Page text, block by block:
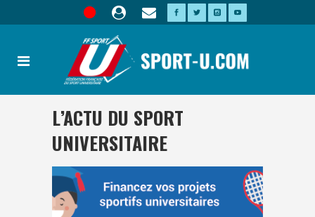
L’ACTU DU SPORT
UNIVERSITAIRE